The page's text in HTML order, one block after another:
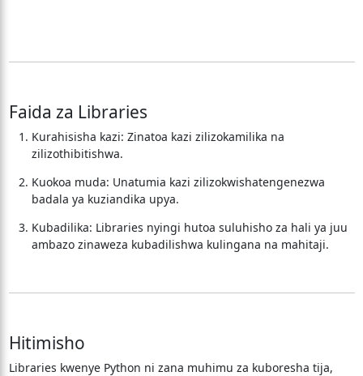
Faida za Libraries
Kurahisisha kazi: Zinatoa kazi zilizokamilika na
zilizothibitishwa.
Kuokoa muda: Unatumia kazi zilizokwishatengenezwa
badala ya kuziandika upya.
Kubadilika: Libraries nyingi hutoa suluhisho za hali ya juu
ambazo zinaweza kubadilishwa kulingana na mahitaji.
Hitimisho
Libraries kwenye Python ni zana muhimu za kuboresha tija,